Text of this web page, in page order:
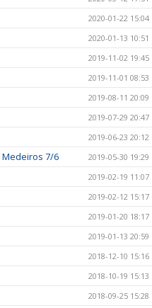
2020-01-22 15:04
2020-01-13 10:51
2019-11-02 19:45
2019-11-01 08:53
2019-08-11 20:09
2019-07-29 20:47
2019-06-23 20:12
Medeiros 7/6 2019-05-30 19:29
2019-02-19 11:07
2019-02-12 15:17
2019-01-20 18:17
2019-01-13 20:59
2018-12-10 15:16
2018-10-19 15:13
2018-09-25 15:28